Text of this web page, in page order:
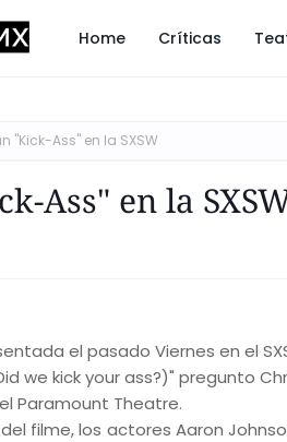
Home Críticas
"Kick-Ass" en la SXSW
Ass" en la
el pasado Viernes en el
we kick your ass?)" pregunto
Paramount Theatre.
filme, los actores Aaron